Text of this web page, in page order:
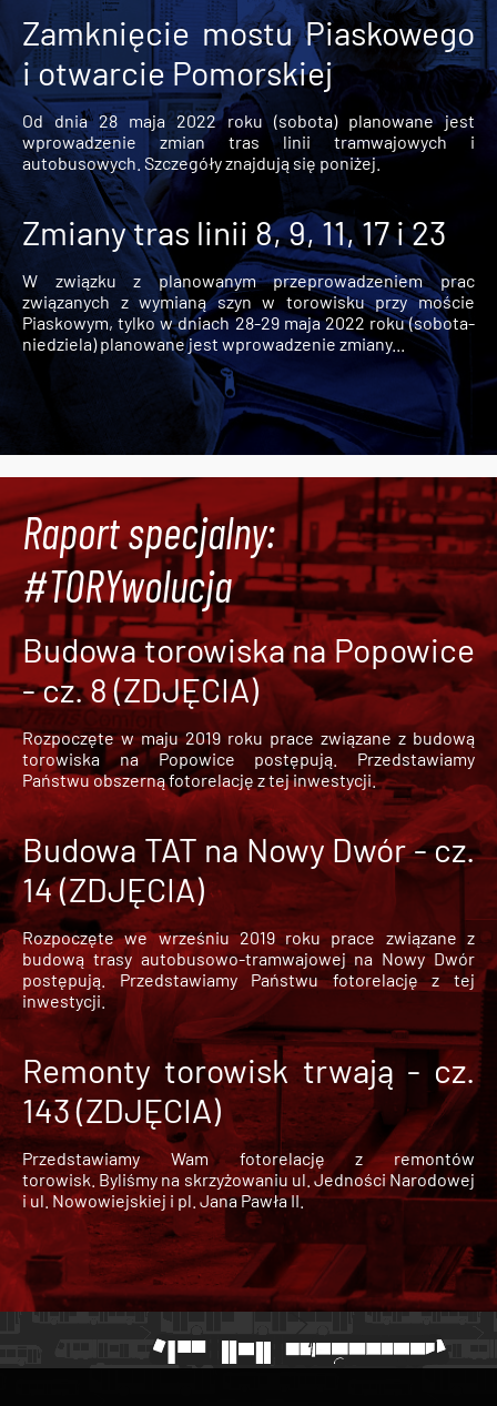
Zamknięcie mostu Piaskowego
i otwarcie Pomorskiej
Od dnia 28 maja 2022 roku (sobota) planowane jest
wprowadzenie zmian tras linii tramwajowych i
autobusowych. Szczegóły znajdują się poniżej.
Zmiany tras linii 8, 9, 11, 17 i 23
W związku z planowanym przeprowadzeniem prac
związanych z wymianą szyn w torowisku przy moście
Piaskowym, tylko w dniach 28-29 maja 2022 roku (sobota-
niedziela) planowane jest wprowadzenie zmiany...
Raport specjalny:
#TORYwolucja
Budowa torowiska na Popowice
- cz. 8 (ZDJĘCIA)
Rozpoczęte w maju 2019 roku prace związane z budową
torowiska na Popowice
postępują. Przedstawiamy
Państwu obszerną fotorelację z tej inwestycji.
Budowa TAT na Nowy Dwór - cz.
14 (ZDJĘCIA)
Rozpoczęte we wrześniu 2019 roku prace związane z
budową trasy autobusowo-tramwajowej na Nowy Dwór
postępują. Przedstawiamy Państwu fotorelację z tej
inwestycji.
Remonty torowisk trwają - cz.
143 (ZDJĘCIA)
Przedstawiamy Wam fotorelację z remontów
torowisk. Byliśmy na skrzyżowaniu ul. Jedności Narodowej
i ul. Nowowiejskiej i pl. Jana Pawła II.